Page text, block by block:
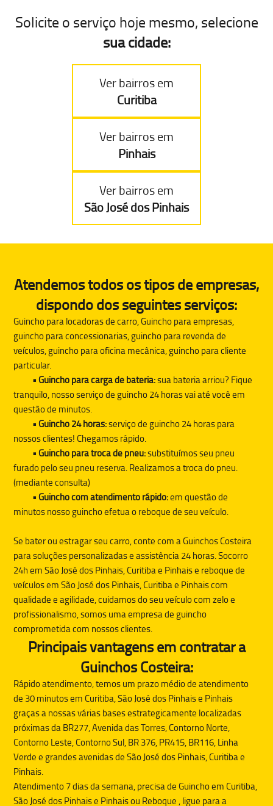
Solicite o serviço hoje mesmo, selecione
sua cidade:
Ver bairros em
Curitiba
Ver bairros em
Pinhais
Ver bairros em
São José dos Pinhais
Atendemos todos os tipos de empresas,
dispondo dos seguintes serviços:
Guincho para locadoras de carro, Guincho para empresas,
guincho para concessionarias, guincho para revenda de
veículos, guincho para oficina mecânica, guincho para cliente
particular.
• Guincho para carga de bateria:sua bateria arriou? Fique
tranquilo, nosso serviço de guincho 24 horas vai até você em
questão de minutos.
• Guincho 24 horas:serviço de guincho 24 horas para
nossos clientes! Chegamos rápido.
• Guincho para troca de pneu:substituímos seu pneu
furado pelo seu pneu reserva. Realizamos a troca do pneu.
(mediante consulta)
• Guincho com atendimento rápido:em questão de
minutos nosso guincho efetua o reboque de seu veículo.
Se bater ou estragar seu carro, conte com aGuinchos Costeira
para soluções personalizadas e assistência 24 horas. Socorro
24h em São José dos Pinhais, Curitiba e Pinhais e reboque de
veículos em São José dos Pinhais, Curitiba e Pinhais com
qualidade e agilidade, cuidamos do seu veículo com zelo e
profissionalismo, somos uma empresa de guincho
comprometida com nossos clientes.
Principais vantagens em contratar a
Guinchos Costeira:
Rápido atendimento, temos um prazo médio de atendimento
de 30 minutos em Curitiba, São José dos Pinhais e Pinhais
graças a nossas várias bases estrategicamente localizadas
próximas da BR277, Avenida das Torres, Contorno Norte,
Contorno Leste, Contorno Sul, BR 376, PR415, BR116, Linha
Verde e grandes avenidas de São José dos Pinhais, Curitiba e
Pinhais.
Atendimento 7 dias da semana, precisa deGuinchoem Curitiba,
São José dos Pinhais e Pinhais ou Reboque , ligue para a